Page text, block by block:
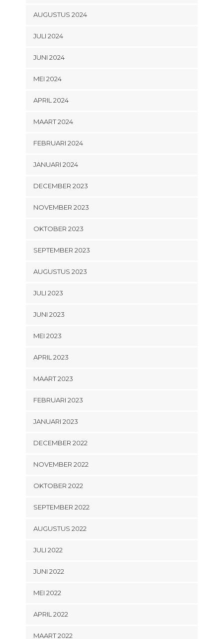
AUGUSTUS 2024
JULI 2024
JUNI 2024
MEI 2024
APRIL 2024
MAART 2024
FEBRUARI 2024
JANUARI 2024
DECEMBER 2023
NOVEMBER 2023
OKTOBER 2023
SEPTEMBER 2023
AUGUSTUS 2023
JULI 2023
JUNI 2023
MEI 2023
APRIL 2023
MAART 2023
FEBRUARI 2023
JANUARI 2023
DECEMBER 2022
NOVEMBER 2022
OKTOBER 2022
SEPTEMBER 2022
AUGUSTUS 2022
JULI 2022
JUNI 2022
MEI 2022
APRIL 2022
MAART 2022